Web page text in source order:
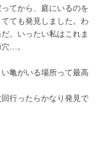
てから、庭にいるのを
ても発見しました。わ
。いったい私はこれま
…。
亀がいる場所って最高
行ったらかなり発見で